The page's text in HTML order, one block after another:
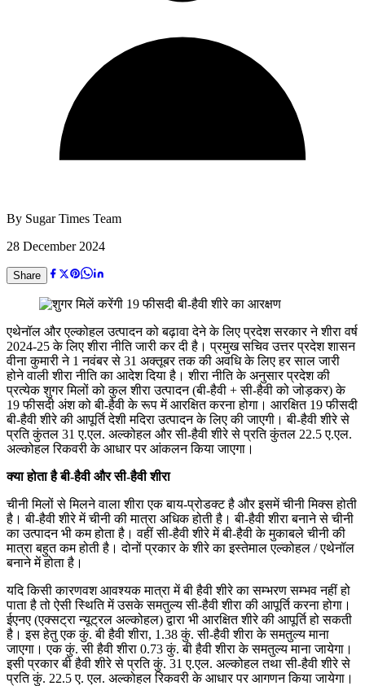
By Sugar Times Team
28 December 2024
Share
एथेनॉल और एल्कोहल उत्पादन को बढ़ावा देने के लिए प्रदेश सरकार ने शीरा वर्ष
2024-25 के लिए शीरा नीति जारी कर दी है। प्रमुख सचिव उत्तर प्रदेश शासन
वीना कुमारी ने 1 नवंबर से 31 अक्तूबर तक की अवधि के लिए हर साल जारी
होने वाली शीरा नीति का आदेश दिया है। शीरा नीति के अनुसार प्रदेश की
प्रत्येक शुगर मिलों को कुल शीरा उत्पादन (बी-हैवी + सी-हैवी को जोड़कर) के
19 फीसदी अंश को बी-हैवी के रूप में आरक्षित करना होगा। आरक्षित 19 फीसदी
बी-हैवी शीरे की आपूर्ति देशी मदिरा उत्पादन के लिए की जाएगी। बी-हैवी शीरे से
प्रति कुंतल 31 ए.एल. अल्कोहल और सी-हैवी शीरे से प्रति कुंतल 22.5 ए.एल.
अल्कोहल रिकवरी के आधार पर आंकलन किया जाएगा।
क्या होता है बी-हैवी और सी-हैवी शीरा
चीनी मिलों से मिलने वाला शीरा एक बाय-प्रोडक्ट है और इसमें चीनी मिक्स होती
है। बी-हैवी शीरे में चीनी की मात्रा अधिक होती है। बी-हैवी शीरा बनाने से चीनी
का उत्पादन भी कम होता है। वहीं सी-हैवी शीरे में बी-हैवी के मुकाबले चीनी की
मात्रा बहुत कम होती है। दोनों प्रकार के शीरे का इस्तेमाल एल्कोहल / एथेनॉल
बनाने में होता है।
यदि किसी कारणवश आवश्यक मात्रा में बी हैवी शीरे का सम्भरण सम्भव नहीं हो
पाता है तो ऐसी स्थिति में उसके समतुल्य सी-हैवी शीरा की आपूर्ति करना होगा।
ईएनए (एक्सट्रा न्यूट्रल अल्कोहल) द्वारा भी आरक्षित शीरे की आपूर्ति हो सकती
है। इस हेतु एक कुं. बी हैवी शीरा, 1.38 कुं. सी-हैवी शीरा के समतुल्य माना
जाएगा। एक कुं. सी हैवी शीरा 0.73 कुं. बी हैवी शीरा के समतुल्य माना जायेगा।
इसी प्रकार बी हैवी शीरे से प्रति कुं. 31 ए.एल. अल्कोहल तथा सी-हैवी शीरे से
प्रति कुं. 22.5 ए. एल. अल्कोहल रिकवरी के आधार पर आगणन किया जायेगा।